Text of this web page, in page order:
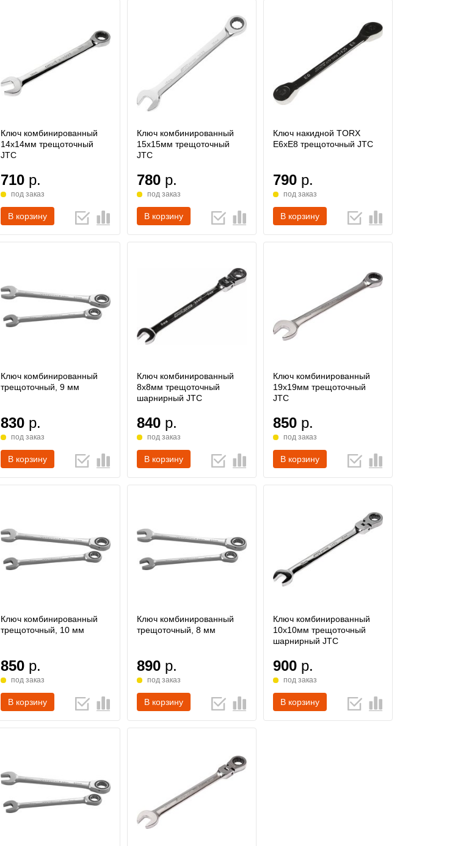
Ключ комбинированный
14х14мм трещоточный
JTC
710 р.
под заказ
В корзину
Ключ комбинированный
15х15мм трещоточный
JTC
780 р.
под заказ
В корзину
Ключ накидной TORX
E6хE8 трещоточный JTC
790 р.
под заказ
В корзину
Ключ комбинированный
трещоточный, 9 мм
830 р.
под заказ
В корзину
Ключ комбинированный
8х8мм трещоточный
шарнирный JTC
840 р.
под заказ
В корзину
Ключ комбинированный
19х19мм трещоточный
JTC
850 р.
под заказ
В корзину
Ключ комбинированный
трещоточный, 10 мм
850 р.
под заказ
В корзину
Ключ комбинированный
трещоточный, 8 мм
890 р.
под заказ
В корзину
Ключ комбинированный
10х10мм трещоточный
шарнирный JTC
900 р.
под заказ
В корзину